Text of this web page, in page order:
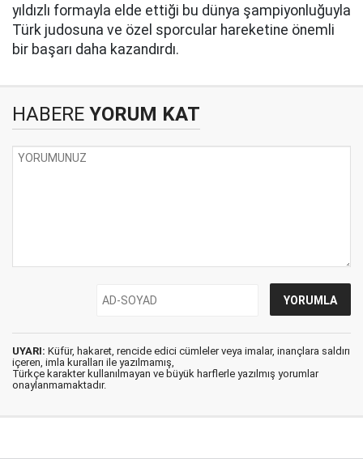
yıldızlı formayla elde ettiği bu dünya şampiyonluğuyla
Türk judosuna ve özel sporcular hareketine önemli
bir başarı daha kazandırdı.
HABERE YORUM KAT
UYARI: Küfür, hakaret, rencide edici cümleler veya imalar, inançlara saldırı
içeren, imla kuralları ile yazılmamış,
Türkçe karakter kullanılmayan ve büyük harflerle yazılmış yorumlar
onaylanmamaktadır.